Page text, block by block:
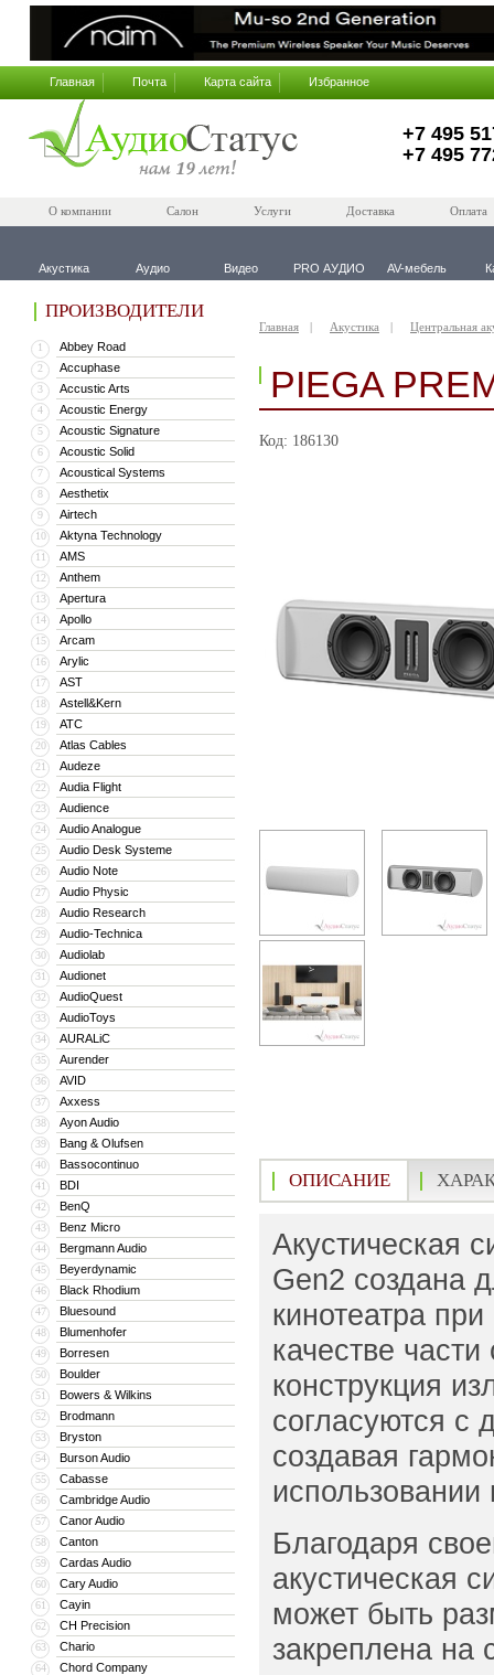
Главная Почта Карта сайта Избранное
+7 495
+7 495
О компании Салон Услуги Доставка Оплата
Акустика Аудио Видео PRO АУДИО AV-мебель
ПРОИЗВОДИТЕЛИ
1 Abbey Road
2 Accuphase
3 Accustic Arts
4 Acoustic Energy
5 Acoustic Signature
6 Acoustic Solid
7 Acoustical Systems
8 Aesthetix
9 Airtech
10 Aktyna Technology
11 AMS
12 Anthem
13 Apertura
14 Apollo
15 Arcam
16 Arylic
17 AST
18 Astell&Kern
19 ATC
20 Atlas Cables
21 Audeze
22 Audia Flight
23 Audience
24 Audio Analogue
25 Audio Desk Systeme
26 Audio Note
27 Audio Physic
28 Audio Research
29 Audio-Technica
30 Audiolab
31 Audionet
32 AudioQuest
33 AudioToys
34 AURALiC
35 Aurender
36 AVID
37 Axxess
38 Ayon Audio
39 Bang & Olufsen
40 Bassocontinuo
41 BDI
42 BenQ
43 Benz Micro
44 Bergmann Audio
45 Beyerdynamic
46 Black Rhodium
47 Bluesound
48 Blumenhofer
49 Borresen
50 Boulder
51 Bowers & Wilkins
52 Brodmann
53 Bryston
54 Burson Audio
55 Cabasse
56 Cambridge Audio
57 Canor Audio
58 Canton
59 Cardas Audio
60 Cary Audio
61 Cayin
62 CH Precision
63 Chario
64 Chord Company
Главная Акустика Центральная
PIEGA
Код: 186130
ОПИСАНИЕ
Акустическая
Gen2 создана
кинотеатра
качестве
конструкция
согласуются с
создавая
Благодаря
акустическая
может быть
закреплена на